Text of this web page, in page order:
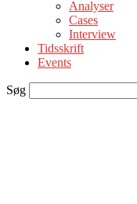
Analyser
Cases
Interview
Tidsskrift
Events
Søg